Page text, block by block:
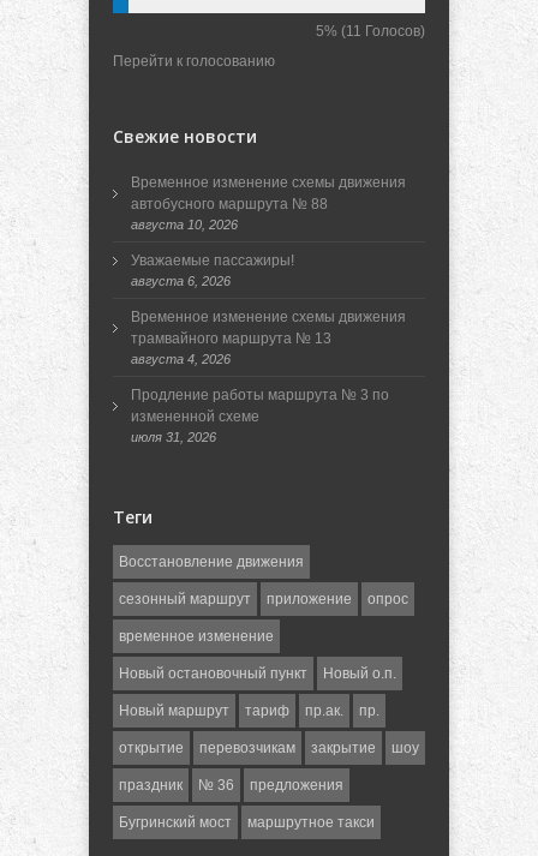
5% (11 Голосов)
Перейти к голосованию
Свежие новости
Временное изменение схемы движения
автобусного маршрута № 88
августа 10, 2026
Уважаемые пассажиры!
августа 6, 2026
Временное изменение схемы движения
трамвайного маршрута № 13
августа 4, 2026
Продление работы маршрута № 3 по
измененной схеме
июля 31, 2026
Теги
Восстановление движения
сезонный маршрут приложение опрос
временное изменение
Новый остановочный пункт Новый о.п.
Новый маршрут тариф пр.ак. пр.
открытие перевозчикам закрытие шоу
праздник № 36 предложения
Бугринский мост маршрутное такси